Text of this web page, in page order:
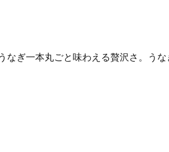
ぎ一本丸ごと味わえる贅沢さ。う